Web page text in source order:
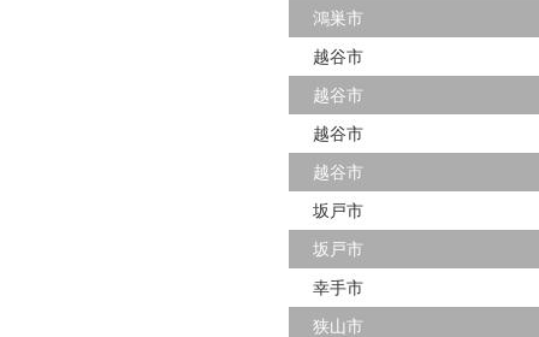
鴻巣市
越谷市
越谷市
越谷市
越谷市
坂戸市
坂戸市
幸手市
狭山市